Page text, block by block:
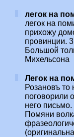
легок на
легок на
прихожу
провинции.
Большой
Михельсона
Легок на
Розановъ
поговорили
него
Помяни